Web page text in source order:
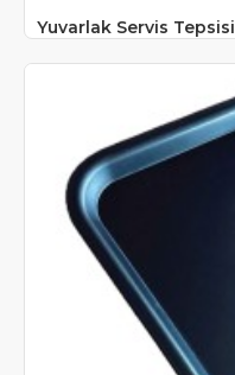
Yuvarlak Servis Tepsisi